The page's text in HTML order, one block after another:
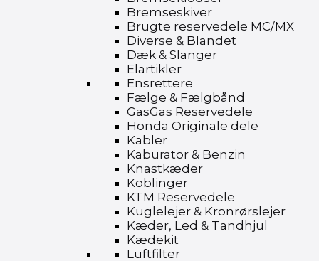
Bremseskiver
Brugte reservedele MC/MX
Diverse & Blandet
Dæk & Slanger
Elartikler
Ensrettere
Fælge & Fælgbånd
GasGas Reservedele
Honda Originale dele
Kabler
Kaburator & Benzin
Knastkæder
Koblinger
KTM Reservedele
Kuglelejer & Kronrørslejer
Kæder, Led & Tandhjul
Kædekit
Luftfilter